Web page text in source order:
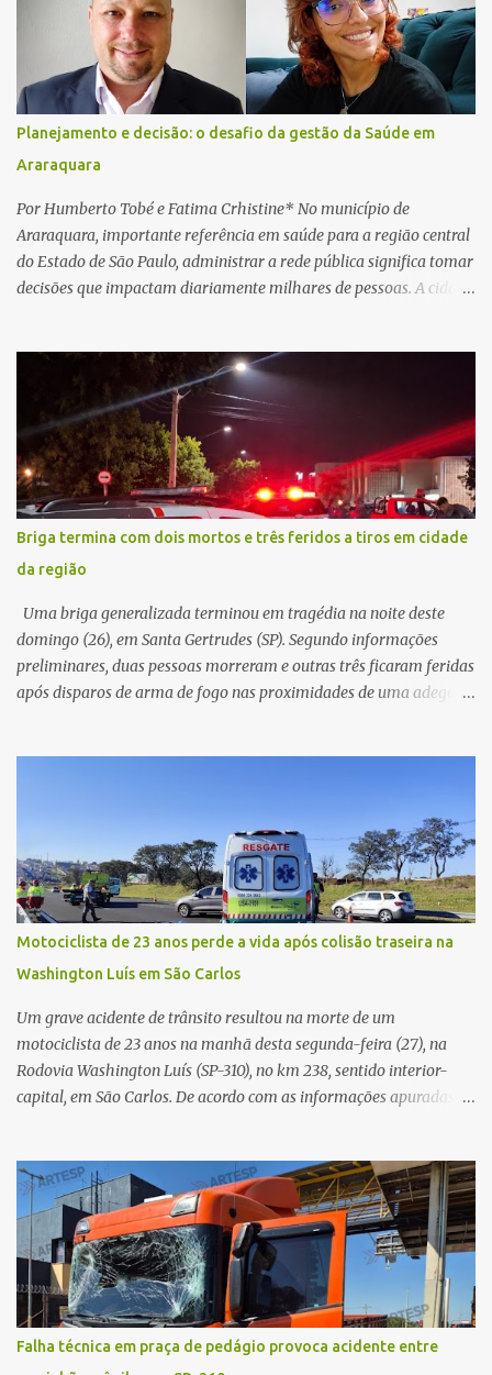
ser realizados. Dias depois, o golpista enviou um documento em
PDF simulando uma comunicação oficial da instituição financeira.
Na sequência, entrou em contato por telefone e encaminhou um
link, orientando a vítima a acessá-lo pelo computador para
concluir a suposta atualização cadastral. Após realizar o
procedimento, a conta bancária ficou bloqueada por algumas
horas. Sem conseguir acessar o sistema, a vítima tentou
novamente contato com o suposto gerente, mas não obteve
resposta. Na segunda-fe...
Planejamento e decisão: o desafio da gestão da Saúde em
Araraquara
Por Humberto Tobé e Fatima Crhistine* No município de
Araraquara, importante referência em saúde para a região central
do Estado de São Paulo, administrar a rede pública significa tomar
decisões que impactam diariamente milhares de pessoas. A cidade
município, mas também de diversas cidades do entorno,
ampliando significativamente a responsabilidade da gestão sobre
o Sistema Único de Saúde (SUS). Nos últimos anos, o Governo
Federal tem ampliado investimentos destinados ao fortalecimento
da atenção básica, da infraestrutura hospitalar e da
regionalização dos serviços de saúde. Entretanto, em um cenário
de demandas crescentes e recursos necessariamente limitados, a
principal missão da gestão pública não é apenas investir mais,
mas decidir melhor onde investir para produzir o maior benefício
possível à população. Essa reflexão encontra respaldo tanto na
teoria da admini...
Briga termina com dois mortos e três feridos a tiros em cidade
da região
Uma briga generalizada terminou em tragédia na noite deste
domingo (26), em Santa Gertrudes (SP). Segundo informações
preliminares, duas pessoas morreram e outras três ficaram feridas
após disparos de arma de fogo nas proximidades de uma adega. O
diversos disparos. Duas vítimas morreram ainda no local. Outras
três pessoas foram baleadas e socorridas. Até o momento, não
foram divulgadas informações oficiais sobre o estado de saúde dos
feridos. Equipes da Polícia Militar de Santa Gertrudes atenderam a
ocorrência e isolaram a área para o trabalho da perícia. Até a
última atualização, nenhum suspeito havia sido preso. A Polícia
Civil investigará a motivação da briga, a autoria dos disparos e as
circunstâncias do crime. A ocorrência segue em anda...
Motociclista de 23 anos perde a vida após colisão traseira na
Washington Luís em São Carlos
Um grave acidente de trânsito resultou na morte de um
motociclista de 23 anos na manhã desta segunda-feira (27), na
Rodovia Washington Luís (SP-310), no km 238, sentido interior-
capital, em São Carlos. De acordo com as informações apuradas no
veículo, o trânsito estava lento e congestionado devido a obras
realizadas na rodovia, momento em que ocorreu o impacto. Com
a violência da colisão, o motociclista foi arremessado ao solo.
Testemunhas relataram que o capacete teria se desprendido
durante o acidente. O jovem sofreu ferimentos gravíssimos e
morreu ainda no local. Equipes de resgate e de atendimento da
concessionária responsável pela rodovia foram acionadas e
realizaram a sinalização da via, além de prestarem socorro à
Falha técnica em praça de pedágio provoca acidente entre